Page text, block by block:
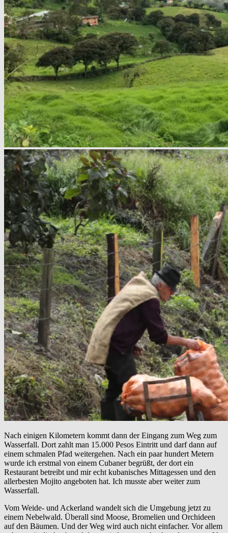
Nach einigen Kilometern kommt dann der Eingang zum Weg zum
Wasserfall. Dort zahlt man 15.000 Pesos Eintritt und darf dann auf
einem schmalen Pfad weitergehen. Nach ein paar hundert Metern
wurde ich erstmal von einem Cubaner begrüßt, der dort ein
Restaurant betreibt und mir echt kubanisches Mittagessen und den
allerbesten Mojito angeboten hat. Ich musste aber weiter zum
Wasserfall.
Vom Weide- und Ackerland wandelt sich die Umgebung jetzt zu
einem Nebelwald. Überall sind Moose, Bromelien und Orchideen
auf den Bäumen. Und der Weg wird auch nicht einfacher. Vor allem